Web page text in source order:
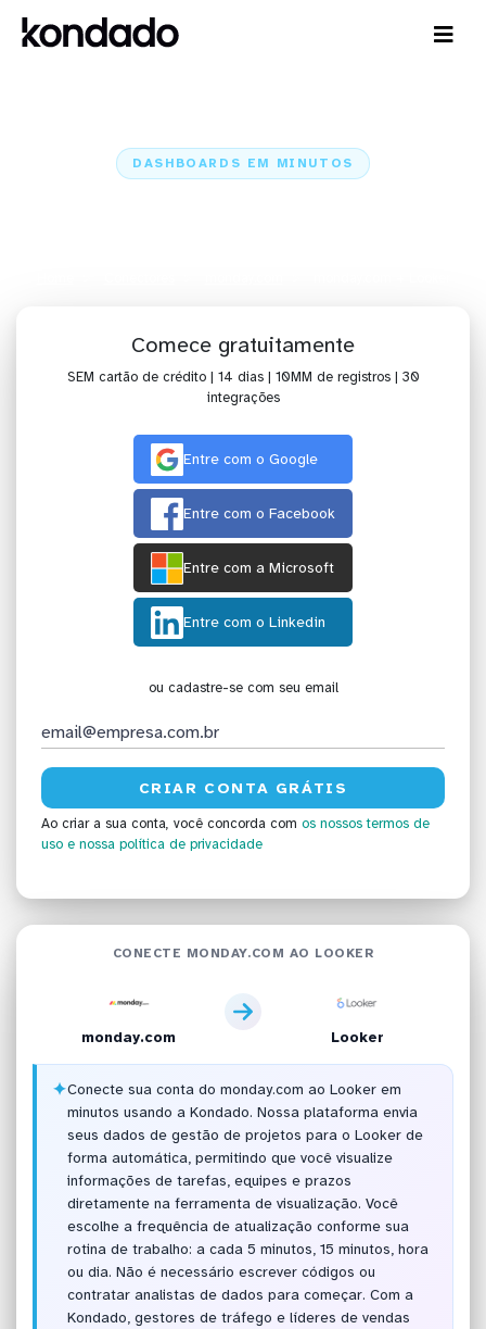
DASHBOARDS EM MINUTOS
Comece gratuitamente
SEM cartão de crédito | 14 dias | 10MM de registros | 30
integrações
Entre com o Google
Entre com o Facebook
Entre com a Microsoft
Entre com o Linkedin
ou cadastre-se com seu email
Ao criar a sua conta, você concorda com os nossos termos de
uso e nossa política de privacidade
CONECTE MONDAY.COM AO LOOKER
monday.com Looker
✦Conecte sua conta do monday.com ao Looker em
minutos usando a Kondado. Nossa plataforma envia
seus dados de gestão de projetos para o Looker de
forma automática, permitindo que você visualize
informações de tarefas, equipes e prazos
diretamente na ferramenta de visualização. Você
escolhe a frequência de atualização conforme sua
rotina de trabalho: a cada 5 minutos, 15 minutos, hora
ou dia. Não é necessário escrever códigos ou
contratar analistas de dados para começar. Com a
Kondado, gestores de tráfego e líderes de vendas